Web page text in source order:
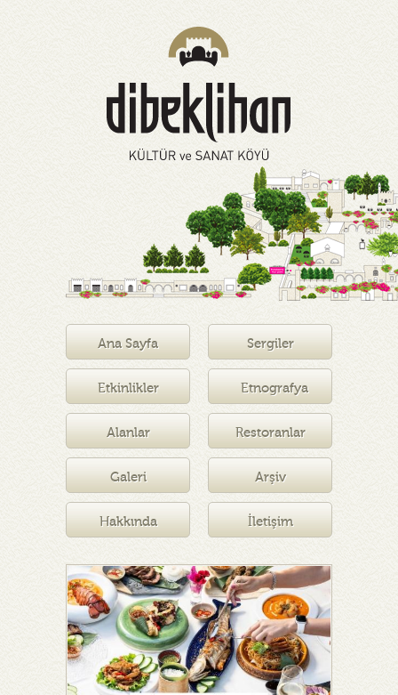
Ana Sayfa Sergiler
Etkinlikler Etnografya
Müzesi
Alanlar Restoranlar
Galeri Arşiv
Hakkında İletişim